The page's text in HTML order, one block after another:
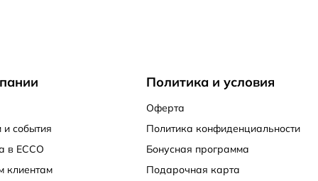
Политика и условия
Оферта
Политика конфиденциальности
Бонусная программа
Подарочная карта
и события
в ECCO
клиентам